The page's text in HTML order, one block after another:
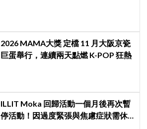
2026 MAMA大獎 定檔 11 月大阪京瓷
巨蛋舉行，連續兩天點燃 K-POP 狂熱
ILLIT Moka 回歸活動一個月後再次暫
停活動！因過度緊張與焦慮症狀需休